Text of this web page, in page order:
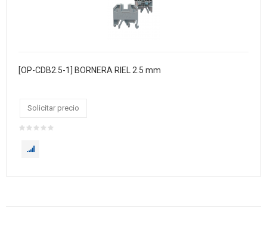
[OP-CDB2.5-1] BORNERA RIEL 2.5 mm
Solicitar precio